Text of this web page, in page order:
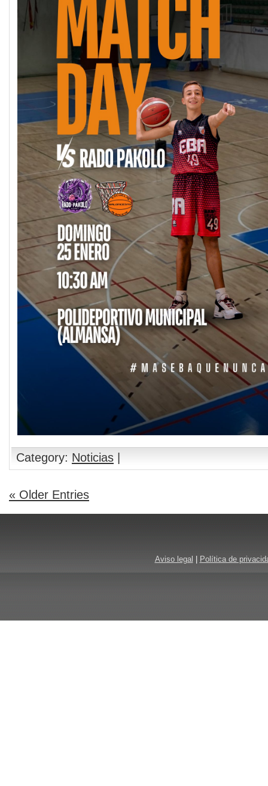
Category: Noticias
« Older Entries
Aviso legal Política de